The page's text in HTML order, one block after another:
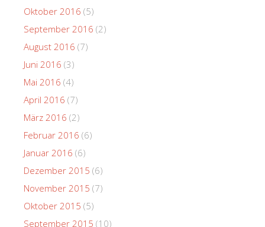
Oktober 2016 (5)
September 2016 (2)
August 2016 (7)
Juni 2016 (3)
Mai 2016 (4)
April 2016 (7)
März 2016 (2)
Februar 2016 (6)
Januar 2016 (6)
Dezember 2015 (6)
November 2015 (7)
Oktober 2015 (5)
September 2015 (10)